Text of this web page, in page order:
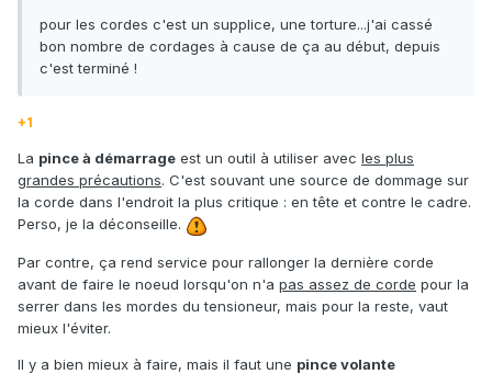
pour les cordes c'est un supplice, une torture...j'ai cassé
bon nombre de cordages à cause de ça au début, depuis
c'est terminé !
+1
La pince à démarrage est un outil à utiliser avec les plus
grandes précautions. C'est souvant une source de dommage sur
la corde dans l'endroit la plus critique : en tête et contre le cadre.
Perso, je la déconseille.
Par contre, ça rend service pour rallonger la dernière corde
avant de faire le noeud lorsqu'on n'a pas assez de corde pour la
serrer dans les mordes du tensioneur, mais pour la reste, vaut
mieux l'éviter.
Il y a bien mieux à faire, mais il faut une pince volante